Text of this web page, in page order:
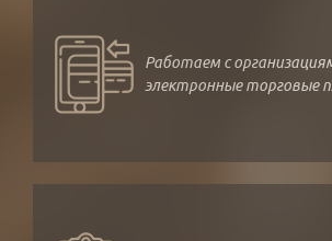
Работаем с
электронные торговые